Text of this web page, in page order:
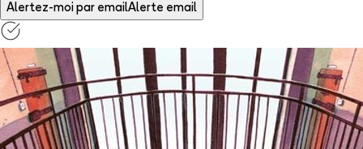
Alertez-moi par emailAlerte email